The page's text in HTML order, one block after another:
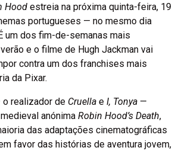
Hood estreia na próxima quinta-feira, 19
portugueses — no mesmo dia
um dos fim-de-semanas mais
e o filme de Hugh Jackman vai
contra um dos franchises mais
da Pixar.
realizador de Cruella e I, Tonya —
anónima Robin Hood’s Death,
das adaptações cinematográficas
favor das histórias de aventura jovem,